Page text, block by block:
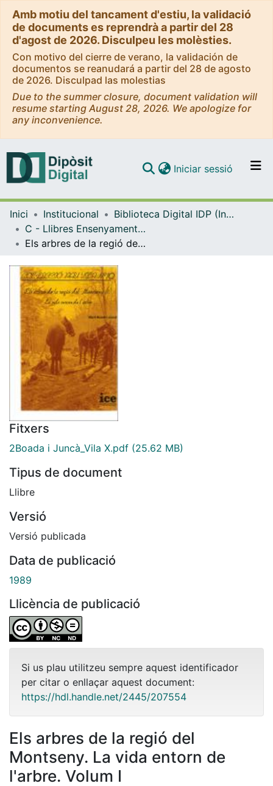
Amb motiu del tancament d'estiu, la validació
de documents es reprendrà a partir del 28
d'agost de 2026. Disculpeu les molèsties.
Con motivo del cierre de verano, la validación de
documentos se reanudará a partir del 28 de agosto
de 2026. Disculpad las molestias
Due to the summer closure, document validation will
resume starting August 28, 2026. We apologize for
any inconvenience.
Navega per tot el DD
Com publicar
Iniciar sessió (current)
Inici Institucional
Biblioteca Digital IDP (Institut de Desenvolupament Professional)
C - Llibres Ensenyament general i caràcter institucional (IDP)
Els arbres de la regió del Montseny. La vida entorn de l'arbre. Volum I
Fitxers
2Boada i Juncà_Vila X.pdf (25.62 MB)
Tipus de document
Llibre
Versió
Versió publicada
Data de publicació
1989
Llicència de publicació
Si us plau utilitzeu sempre aquest identificador
per citar o enllaçar aquest document:
https://hdl.handle.net/2445/207554
Els arbres de la regió del
Montseny. La vida entorn de
l'arbre. Volum I